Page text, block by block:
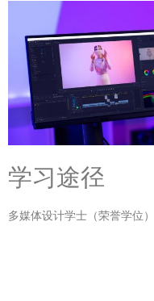
学习途径
多媒体设计学士（荣誉学位）